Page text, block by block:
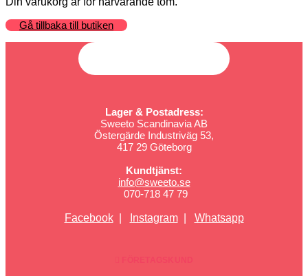
Gå tillbaka till butiken
Lager & Postadress:
Sweeto Scandinavia AB
Östergärde Industriväg 53,
417 29 Göteborg
Kundtjänst:
info@sweeto.se
070-718 47 79
Facebook| Instagram| Whatsapp